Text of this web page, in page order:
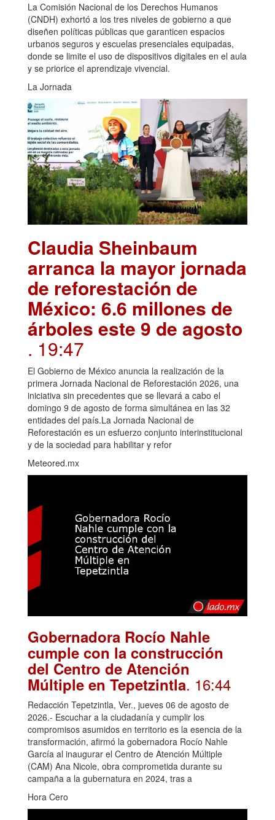
La Comisión Nacional de los Derechos Humanos
(CNDH) exhortó a los tres niveles de gobierno a que
diseñen políticas públicas que garanticen espacios
urbanos seguros y escuelas presenciales equipadas,
donde se limite el uso de dispositivos digitales en el aula
y se priorice el aprendizaje vivencial.
La Jornada
Claudia Sheinbaum
arranca la mayor jornada
de reforestación de
México: 6.6 millones de
árboles este 9 de agosto
. 19:47
El Gobierno de México anuncia la realización de la
primera Jornada Nacional de Reforestación 2026, una
iniciativa sin precedentes que se llevará a cabo el
domingo 9 de agosto de forma simultánea en las 32
entidades del país.La Jornada Nacional de
Reforestación es un esfuerzo conjunto interinstitucional
y de la sociedad para habilitar y refor
Meteored.mx
Gobernadora Rocío Nahle
cumple con la construcción
del Centro de Atención
Múltiple en Tepetzintla. 16:44
Redacción Tepetzintla, Ver., jueves 06 de agosto de
2026.- Escuchar a la ciudadanía y cumplir los
compromisos asumidos en territorio es la esencia de la
transformación, afirmó la gobernadora Rocío Nahle
García al inaugurar el Centro de Atención Múltiple
(CAM) Ana Nicole, obra comprometida durante su
campaña a la gubernatura en 2024, tras a
Hora Cero